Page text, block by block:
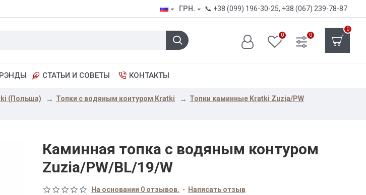
ГРН. 📞 +38 (099) 196-30-25, +38 (067) 239-78-87
0 0
0
СТАТЬИ И СОВЕТЫ КОНТАКТЫ
(Польша) Топки с водяным контуром Kratki
Топки каминные Kratki Zuzia/PW
Каминная топка с водяным контуром
Zuzia/PW/BL/19/W
На основании 0 отзывов. - Написать отзыв